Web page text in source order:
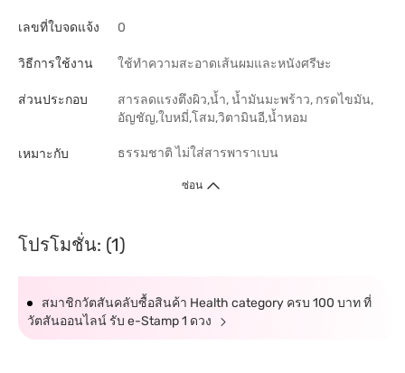
เลขที่ใบจดแจ้ง 0
วิธีการใช้งาน ใช้ทำความสะอาดเส้นผมและหนังศรีษะ
ส่วนประกอบ
สารลดแรงตึงผิว,น้ำ, น้ำมันมะพร้าว, กรดไขมัน,
อัญชัญ,ใบหมี่,โสม,วิตามินอี,น้ำหอม
เหมาะกับ ธรรมชาติไม่ใส่สารพาราเบน
ซ่อน
โปรโมชั่น: (1)
สมาชิกวัตสันคลับซื้อสินค้า Health category ครบ 100 บาท ที่
วัตสันออนไลน์ รับ e-Stamp 1 ดวง